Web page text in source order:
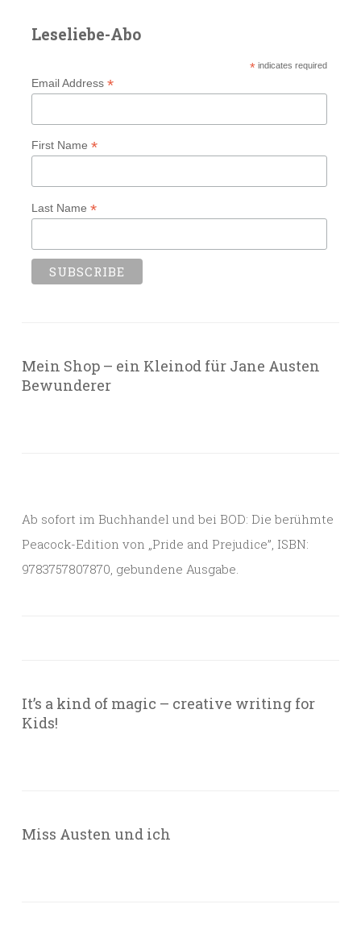
Leseliebe-Abo
*indicates required
Email Address *
First Name *
Last Name *
Mein Shop – ein Kleinod für Jane Austen
Bewunderer
Ab sofort im Buchhandel und bei BOD: Die berühmte
Peacock-Edition von „Pride and Prejudice”, ISBN:
9783757807870, gebundene Ausgabe.
It’s a kind of magic – creative writing for
Kids!
Miss Austen und ich